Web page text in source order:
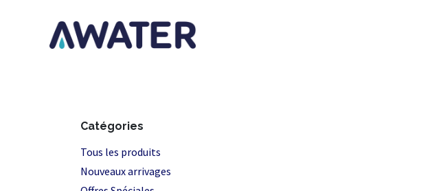
Catégories
Tous les produits
Nouveaux arrivages